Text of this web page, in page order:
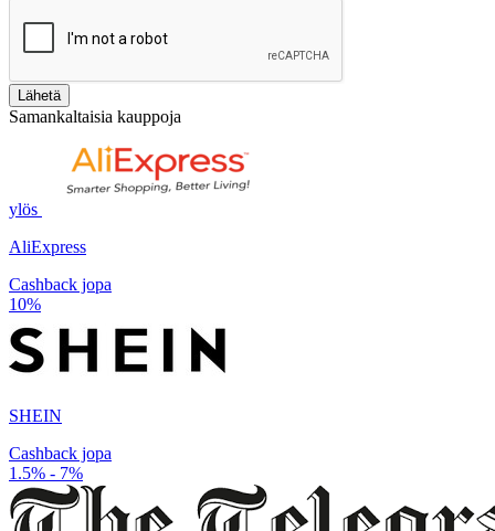
Lähetä
Samankaltaisia kauppoja
ylös
AliExpress
Cashback jopa
10%
SHEIN
Cashback jopa
1.5% - 7%